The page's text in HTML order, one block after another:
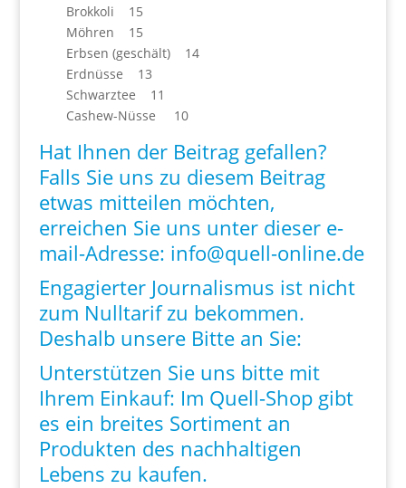
Brokkoli 15
Möhren 15
Erbsen (geschält) 14
Erdnüsse 13
Schwarztee 11
Cashew-Nüsse 10
Hat Ihnen der Beitrag gefallen?
Falls Sie uns zu diesem Beitrag
etwas mitteilen möchten,
erreichen Sie uns unter dieser e-
mail-Adresse: info@quell-online.de
Engagierter Journalismus ist nicht
zum Nulltarif zu bekommen.
Deshalb unsere Bitte an Sie:
Unterstützen Sie uns bitte mit
Ihrem Einkauf: Im Quell-Shopgibt
es ein breites Sortiment an
Produkten des nachhaltigen
Lebens zu kaufen.